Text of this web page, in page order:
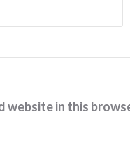
website in this